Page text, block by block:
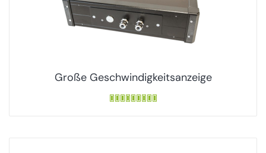
Große Geschwindigkeitsanzeige